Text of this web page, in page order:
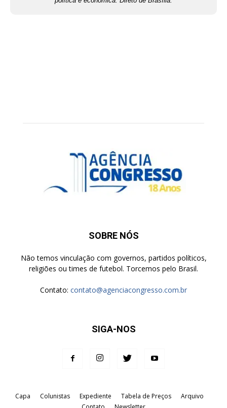
SOBRE NÓS
Não temos vinculação com governos, partidos políticos,
religiões ou times de futebol. Torcemos pelo Brasil.
Contato: contato@agenciacongresso.com.br
SIGA-NOS
Capa Colunistas Expediente Tabela de Preços
Arquivo